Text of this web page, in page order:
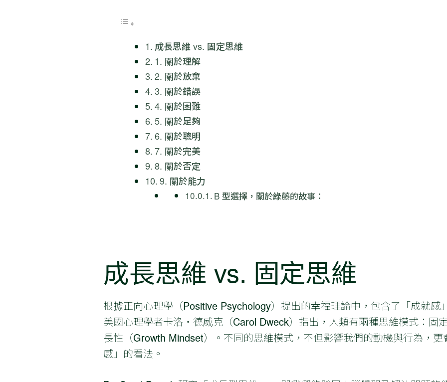
成長思維 vs. 固定思維
1. 關於理解
2. 關於放棄
3. 關於錯誤
4. 關於困難
5. 關於足夠
6. 關於聰明
7. 關於完美
8. 關於否定
9. 關於能力
B 型選擇，關於綠藤的故事：
成長思維 vs. 固定思維
根據正向心理學（Positive Psychology）提出的幸福理論中，包含了「成就感
美國心理學者卡洛・德威克（Carol Dweck）指出，人類有兩種思維模式：固
長性（Growth Mindset）。不同的思維模式，不但影響我們的動機與行為，
感」的看法。